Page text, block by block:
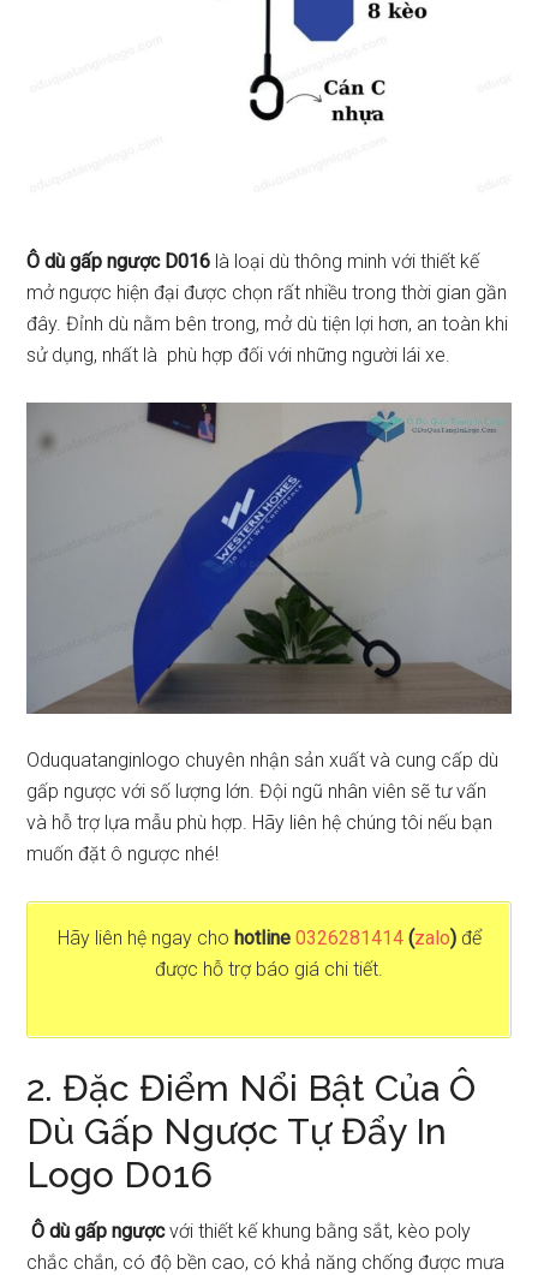
Ô dù gấp ngược D016 là loại dù thông minh với thiết kế
mở ngược hiện đại được chọn rất nhiều trong thời gian gần
đây. Đỉnh dù nằm bên trong, mở dù tiện lợi hơn, an toàn khi
sử dụng, nhất là phù hợp đối với những người lái xe.
Oduquatanginlogo chuyên nhận sản xuất và cung cấp dù
gấp ngược với số lượng lớn. Đội ngũ nhân viên sẽ tư vấn
và hỗ trợ lựa mẫu phù hợp. Hãy liên hệ chúng tôi nếu bạn
muốn đặt ô ngược nhé!
Hãy liên hệ ngay cho hotline 0326281414(zalo)để
được hỗ trợ báo giá chi tiết.
2. Đặc Điểm Nổi Bật Của Ô
Dù Gấp Ngược Tự Đẩy In
Logo D016
Ô dù gấp ngượcvới thiết kế khung bằng sắt, kèo poly
chắc chắn, có độ bền cao, có khả năng chống được mưa